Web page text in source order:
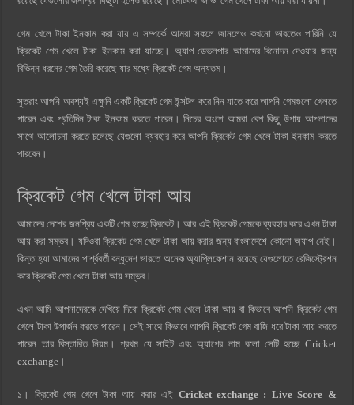
গেম খেলে টাকা ইনকাম করা যায় এ সম্পর্কে আমরা সকলে জানলেও কখনো ভাবতেও পারিনি যে
ক্রিকেট গেম খেলে টাকা ইনকাম করা যাচ্ছে। অ্যাপ ডেভলপার আমাদের বিনোদন দেওয়ার জন্য
বিভিন্ন ধরনের গেম তৈরি করেছে যার মধ্যে ক্রিকেট গেম অন্যতম।
সুতরাং আপনি অবশ্যই এক্ষুনি একটি ক্রিকেট গেম ইন্সটল করে নিন যাতে করে আপনি গেমগুলো খেলতে
পারেন এবং প্রতিদিন টাকা ইনকাম করতে পারেন। নিচের অংশে আমরা বেশ কিছু উপায় আপনাদের
সাথে আলোচনা করতে চলেছে যেগুলো ব্যবহার করে আপনি ক্রিকেট গেম খেলে টাকা ইনকাম করতে
পারবেন।
ক্রিকেট গেম খেলে টাকা আয়
আমাদের দেশের জনপ্রিয় একটি গেম হচ্ছে ক্রিকেট। আর এই ক্রিকেট গেমকে ব্যবহার করে এখন টাকা
আয় করা সম্ভব। যদিওবা ক্রিকেট গেম খেলে টাকা আয় করার জন্য বাংলাদেশে কোনো অ্যাপ নেই।
কিন্ত হ্যা আমাদের পার্শ্ববর্তী বন্ধুদেশ ভারতে অনেক অ্যাপ্লিকেশান রয়েছে যেগুলোতে রেজিস্ট্রেশন
করে ক্রিকেট গেম খেলে টাকা আয় সম্ভব।
এখন আমি আপনাদেরকে দেখিয়ে দিবো ক্রিকেট গেম খেলে টাকা আয় বা কিভাবে আপনি ক্রিকেট গেম
খেলে টাকা উপার্জন করতে পারেন। সেই সাথে কিভাবে আপনি ক্রিকেট গেম বাজি ধরে টাকা আয় করতে
পারেন তার বিস্তারিত নিয়ম। প্রথম যে সাইট এবং অ্যাপের নাম বলো সেটি হচ্ছে Cricket
exchange।
১। ক্রিকেট গেম খেলে টাকা আয় করার এই Cricket exchange : Live Score &